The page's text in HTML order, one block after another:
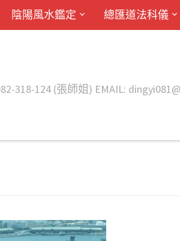
陰陽風水鑑定 總匯道法科儀
124 (張師姐) EMAIL: